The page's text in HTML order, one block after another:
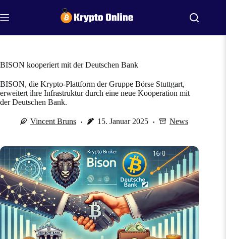
Inhalt
springen
BISON kooperiert mit der Deutschen Bank
BISON, die Krypto-Plattform der Gruppe Börse Stuttgart,
erweitert ihre Infrastruktur durch eine neue Kooperation mit
der Deutschen Bank.
Vincent Bruns 15. Januar 2025 News